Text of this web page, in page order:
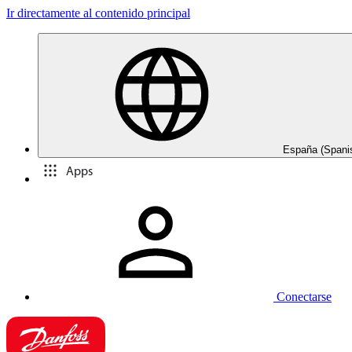
Ir directamente al contenido principal
España
Apps
Conectarse